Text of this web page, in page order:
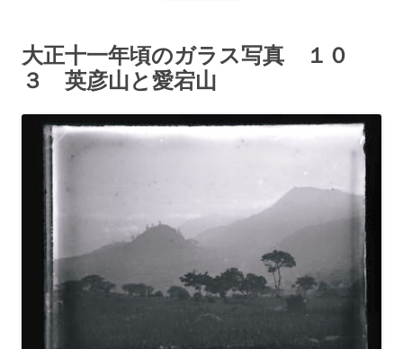
ス
キ
大正十一年頃のガラス写真 １０
３ 英彦山と愛宕山